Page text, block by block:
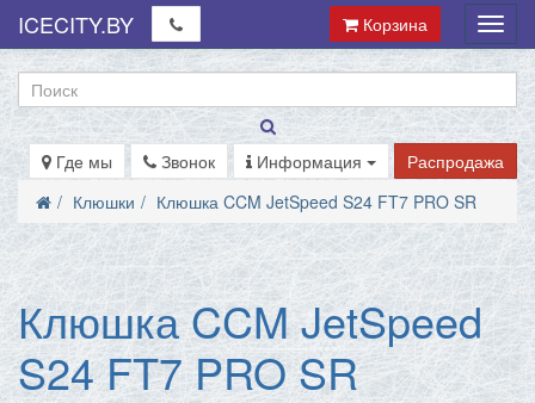
Меню
ICECITY.BY Корзина
Где мы Звонок Информация
Распродажа
Клюшки
Клюшка CCM JetSpeed S24 FT7 PRO SR
Клюшка CCM JetSpeed
S24 FT7 PRO SR